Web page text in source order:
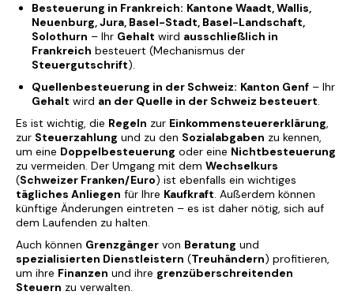
Besteuerung in Frankreich: Kantone Waadt, Wallis,
Neuenburg, Jura, Basel-Stadt, Basel-Landschaft,
Solothurn – Ihr Gehalt wird ausschließlich in
Frankreich besteuert (Mechanismus der
Steuergutschrift).
Quellenbesteuerung in der Schweiz: Kanton Genf – Ihr
Gehalt wird an der Quelle in der Schweiz besteuert.
Es ist wichtig, die Regeln zur Einkommensteuererklärung,
zur Steuerzahlung und zu den Sozialabgaben zu kennen,
um eine Doppelbesteuerung oder eine Nichtbesteuerung
zu vermeiden. Der Umgang mit dem Wechselkurs
(Schweizer Franken/Euro) ist ebenfalls ein wichtiges
tägliches Anliegen für Ihre Kaufkraft. Außerdem können
künftige Änderungen eintreten – es ist daher nötig, sich auf
dem Laufenden zu halten.
Auch können Grenzgänger von Beratung und
spezialisierten Dienstleistern (Treuhändern) profitieren,
um ihre Finanzen und ihre grenzüberschreitenden
Steuern zu verwalten.